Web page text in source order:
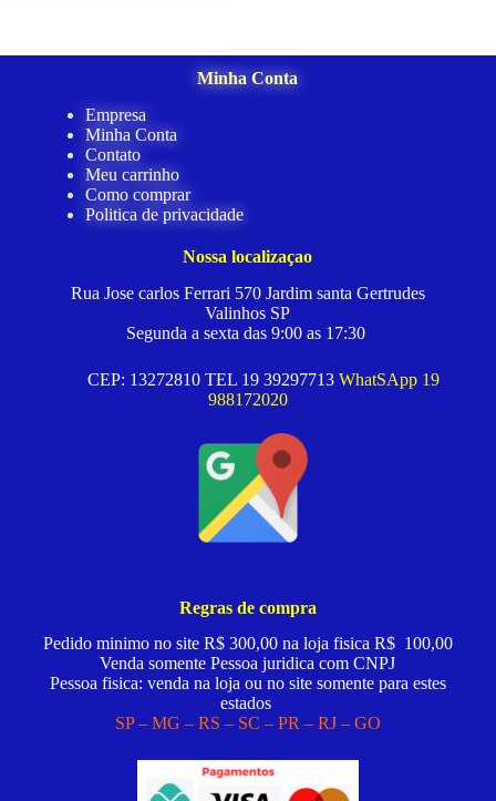
Minha Conta
Empresa
Minha Conta
Contato
Meu carrinho
Como comprar
Politica de privacidade
Nossa localizaçao
Rua Jose carlos Ferrari 570 Jardim santa Gertrudes
Valinhos SP
Segunda a sexta das 9:00 as 17:30
CEP: 13272810 TEL 19 39297713 WhatSApp 19
988172020
Regras de compra
Pedido minimo no site R$ 300,00 na loja fisica R$ 100,00
Venda somente Pessoa juridica com CNPJ
Pessoa fisica: venda na loja ou no site somente para estes
estados
SP – MG – RS – SC – PR – RJ – GO